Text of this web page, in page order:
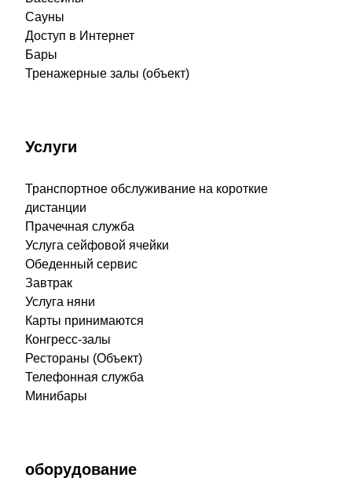
Сауны
Доступ в Интернет
Бары
Тренажерные залы (объект)
Услуги
Транспортное обслуживание на короткие
дистанции
Прачечная служба
Услуга сейфовой ячейки
Обеденный сервис
Завтрак
Услуга няни
Карты принимаются
Конгресс-залы
Рестораны (Объект)
Телефонная служба
Минибары
оборудование